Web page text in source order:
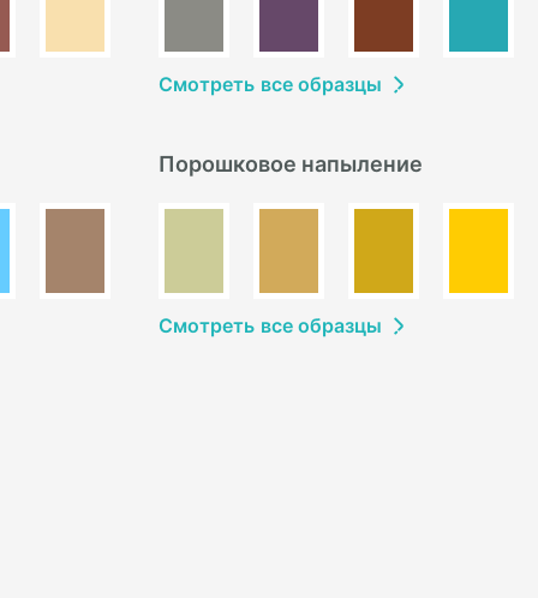
Смотреть все образцы
Порошковое напыление
Смотреть все образцы